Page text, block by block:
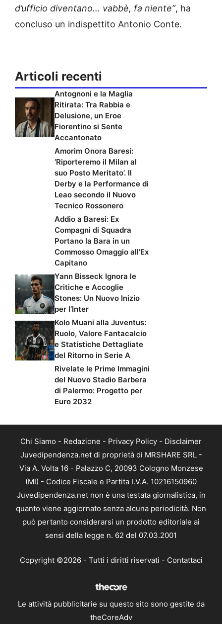
d’ufficio diventano… vabbè, fa niente”, ha
concluso un indispettito Antonio Conte.
Articoli recenti
Antognoni e la Maglia
Ritirata: Tra Rabbia e
Delusione, un Eroe
Fiorentino si Sente
Accantonato
Amorim Onora Baresi:
‘Riporteremo il Milan al
suo Posto Meritato’. Il
Derby e la Performance di
Leao secondo il Nuovo
Tecnico Rossonero
Addio a Baresi: Ex
Compagni di Squadra
Portano la Bara in un
Commosso Omaggio all’Ex
Capitano
Yann Bisseck Ignora le
Critiche e Accoglie
Stones: Un Nuovo Inizio
per l’Inter
Kolo Muani alla Juventus:
Ruolo, Valore Fantacalcio
e Statistiche Dettagliate
del Ritorno in Serie A
Rivelate le Prime Immagini
del Nuovo Stadio Barbera
di Palermo: Progetto per
Euro 2032
Chi Siamo - Redazione - Privacy Policy - Disclaimer
Juvedipendenza.net di proprietà di MRSHARE SRL -
Via A. Volta 16 - Palazzo C, 20093 Cologno Monzese
(MI) - Codice Fiscale e Partita I.V.A. 10216150960
Juvedipendenza.net non è una testata giornalistica, in
quanto viene aggiornato senza alcuna periodicità. Non
può pertanto considerarsi un prodotto editoriale ai
sensi della legge n. 62 del 07.03.2001
Copyright ©2026 - Tutti i diritti riservati - Contattaci
Le attività pubblicitarie su questo sito sono gestite da
theCoreAdv